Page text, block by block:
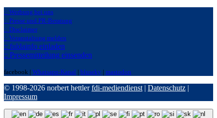
:: Werbung bei uns
:: Presse und PR-Beratung
:: Disclaimer
:: Veranstaltung melden
:: fuldainfo einladen
:: Pressemitteilung einsenden
facebook | Whatsapp-Kanal | bluseky | mastodon
© 1998-2026 norbert hettlerfdi-mediendienst | Datenschutz |
Impressum